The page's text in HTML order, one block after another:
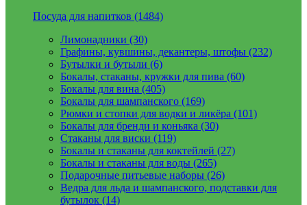
Посуда для напитков (1484)
Лимонадники (30)
Графины, кувшины, декантеры, штофы (232)
Бутылки и бутыли (6)
Бокалы, стаканы, кружки для пива (60)
Бокалы для вина (405)
Бокалы для шампанского (169)
Рюмки и стопки для водки и ликёра (101)
Бокалы для бренди и коньяка (30)
Стаканы для виски (119)
Бокалы и стаканы для коктейлей (27)
Бокалы и стаканы для воды (265)
Подарочные питьевые наборы (26)
Ведра для льда и шампанского, подставки для
бутылок (14)